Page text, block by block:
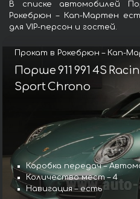
В списке автомобилей
Рокебрюн – Кап-Мартен
для VIP-персон и гостей.
Прокат в Рокебрюн – Кап-
Порше 911 991 4S
Sport Chrono
Коробка передач –
Количество мест – 4
Навигация – есть